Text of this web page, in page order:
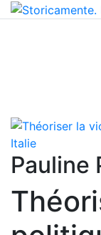
Pauline